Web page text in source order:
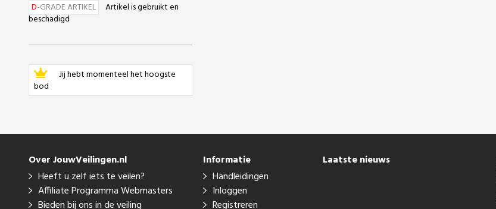
D-GRADE ARTIKEL
Artikel is gebruikt en
beschadigd
Jij hebt momenteel het hoogste
bod
Over JouwVeilingen.nl
Heeft u zelf iets te veilen?
Affiliate Programma Webmasters
Bieden bij ons in de veiling
Informatie
Handleidingen
Inloggen
Registreren
Laatste nieuws